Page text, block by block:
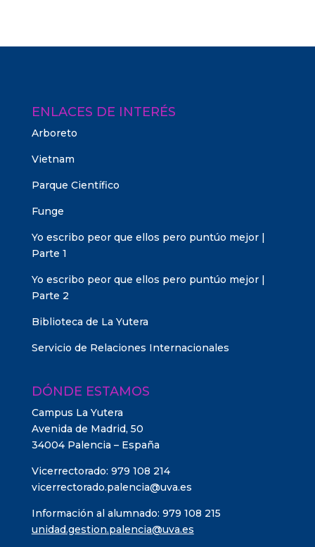
ENLACES DE INTERÉS
Arboreto
Vietnam
Parque Científico
Funge
Yo escribo peor que ellos pero puntúo mejor |
Parte 1
Yo escribo peor que ellos pero puntúo mejor |
Parte 2
Biblioteca de La Yutera
Servicio de Relaciones Internacionales
DÓNDE ESTAMOS
Campus La Yutera
Avenida de Madrid, 50
34004 Palencia – España
Vicerrectorado: 979 108 214
vicerrectorado.palencia@uva.es
Información al alumnado: 979 108 215
unidad.gestion.palencia@uva.es